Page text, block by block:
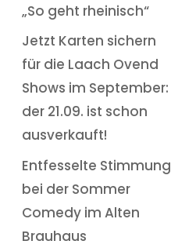
„So geht rheinisch“
Jetzt Karten sichern
für die Laach Ovend
Shows im September:
der 21.09. ist schon
ausverkauft!
Entfesselte Stimmung
bei der Sommer
Comedy im Alten
Brauhaus